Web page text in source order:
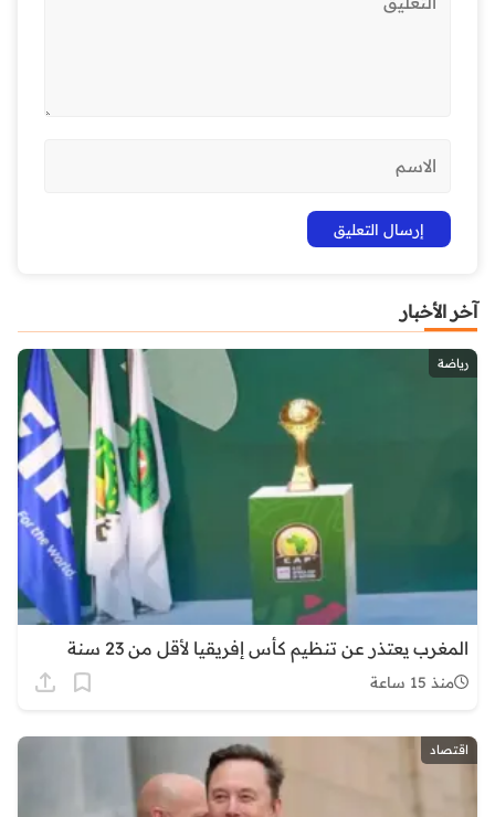
آخر الأخبار
رياضة
المغرب يعتذر عن تنظيم كأس إفريقيا لأقل من 23 سنة
منذ 15 ساعة
اقتصاد